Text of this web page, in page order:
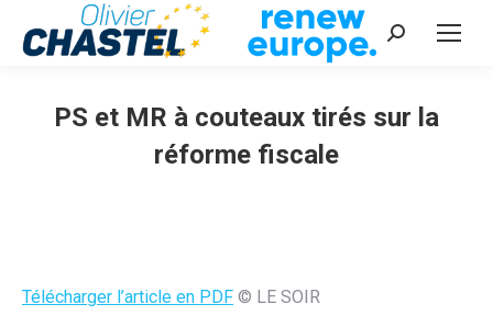
Recherche
PS et MR à couteaux tirés sur la
réforme fiscale
Télécharger l’article en PDF © LE SOIR